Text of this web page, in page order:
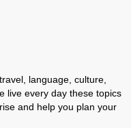
language, culture,
live every day these topics
and help you plan your